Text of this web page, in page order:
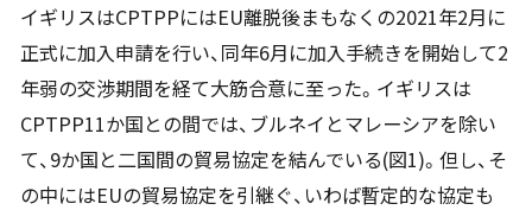
イギリスはCPTPPにはEU離脱後まもなくの2021年2月に
正式に加入申請を行い、同年6月に加入手続きを開始して2
年弱の交渉期間を経て大筋合意に至った。イギリスは
CPTPP11か国との間では、ブルネイとマレーシアを除い
て、9か国と二国間の貿易協定を結んでいる(図1)。但し、そ
の中にはEUの貿易協定を引継ぐ、いわば暫定的な協定も